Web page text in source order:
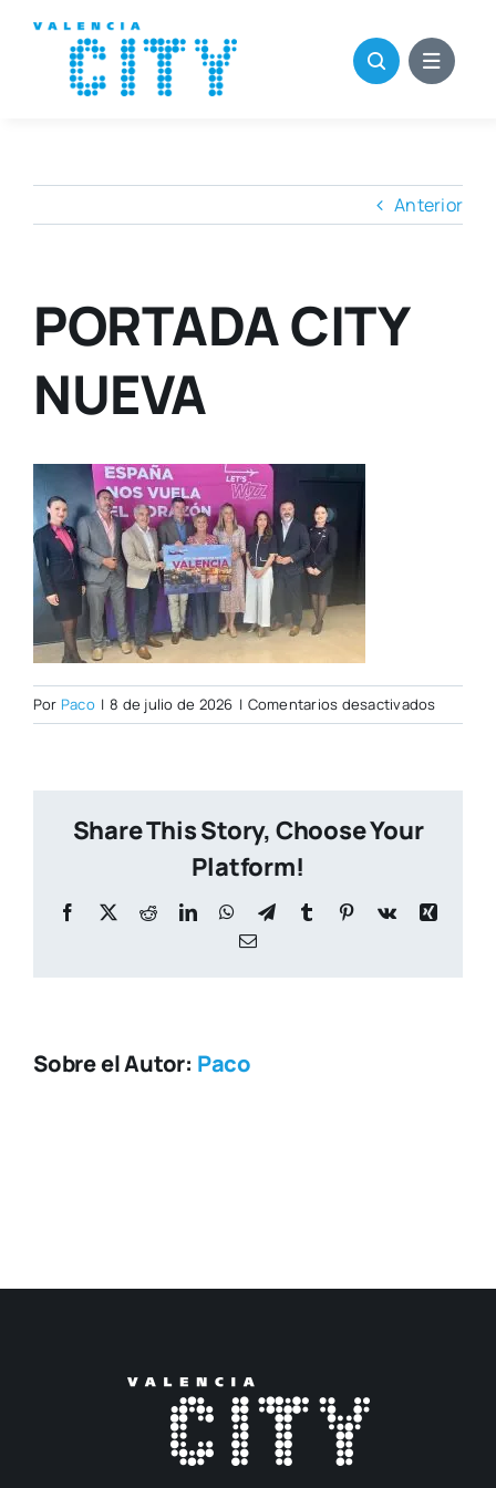
contenido
Anterior
PORTADA CITY
NUEVA
Por Paco | 8 de julio de 2026 | Comentarios desactivadosen
Share This Story, Choose Your
Platform!
Facebook
X RedditLinkedInWhatsApp
TelegramTumblr Pinterest
Vk
Xing
Correo
Sobre el Autor: Paco